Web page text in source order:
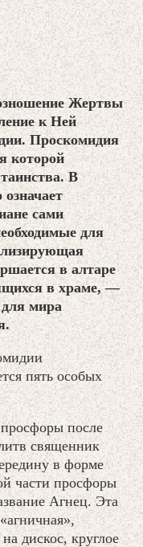
Жертвы
к Ней
Проскомидия
которой
В
означает
сами
для
в алтаре
в храме, —
мира
пять особых
после
священник
в форме
части просфоры
Агнец. Эта
на дискос, круглое